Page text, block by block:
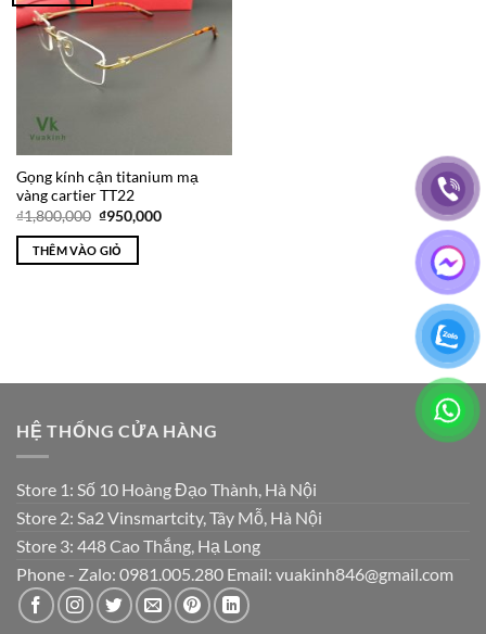
Wishlist
Gọng kính cận titanium mạ
vàng cartier TT22
₫1,800,000 Giá
là:
₫1,800,000.
₫950,000Giá
THÊM VÀO GIỎ
HỆ THỐNG CỬA HÀNG
Store 1: Số 10 Hoàng Đạo Thành, Hà Nội
Store 2: Sa2 Vinsmartcity, Tây Mỗ, Hà Nội
Store 3: 448 Cao Thắng, Hạ Long
Phone - Zalo: 0981.005.280 Email: vuakinh846@gmail.com